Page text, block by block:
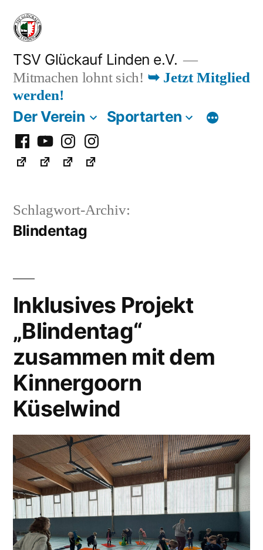
Zum
Inhalt
springen
TSV Glückauf Linden e.V.
Mitmachen lohnt sich! ➥ Jetzt Mitglied
werden!
Der Verein Sportarten
Facebook
YoutubeInstagramInstagram
Fußball
Schlagwort-Archiv:
Blindentag
Inklusives Projekt
„Blindentag“
zusammen mit dem
Kinnergoorn
Küselwind